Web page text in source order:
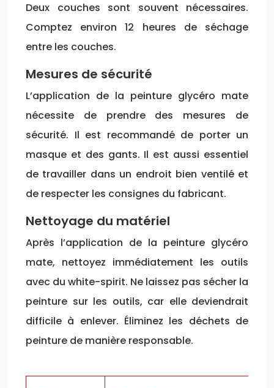
Deux couches sont souvent nécessaires.
Comptez environ 12 heures de séchage
entre les couches.
Mesures de sécurité
L’application de la peinture glycéro mate
nécessite de prendre des mesures de
sécurité. Il est recommandé de porter un
masque et des gants. Il est aussi essentiel
de travailler dans un endroit bien ventilé et
de respecter les consignes du fabricant.
Nettoyage du matériel
Après l’application de la peinture glycéro
mate, nettoyez immédiatement les outils
avec du white-spirit. Ne laissez pas sécher la
peinture sur les outils, car elle deviendrait
difficile à enlever. Éliminez les déchets de
peinture de manière responsable.